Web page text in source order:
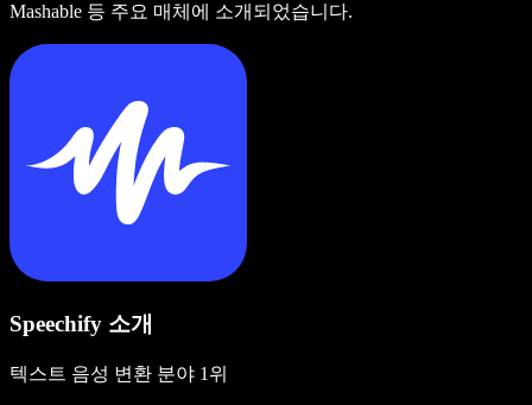
Mashable 등 주요 매체에 소개되었습니다.
Speechify 소개
텍스트 음성 변환 분야 1위